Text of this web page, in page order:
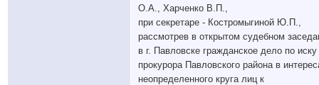
О.А., Харченко В.П.,
при секретаре - Костромыгиной Ю.П.,
рассмотрев в открытом судебном
в г. Павловске гражданское дело по иску
прокурора Павловского района в
неопределенного круга лиц к